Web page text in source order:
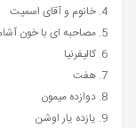
4. خانوم و آقای اسمیت
5. مصاحبه ای با خون آشام
6. کالیفرنیا
7. هفت
8. دوازده میمون
9. یازده یار اوشن